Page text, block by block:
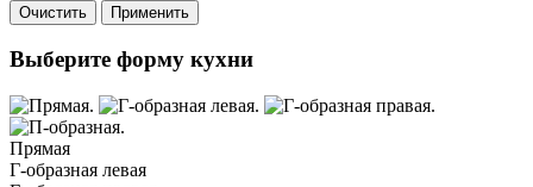
Очистить Применить
Выберите форму кухни
Прямая
Г-образная левая